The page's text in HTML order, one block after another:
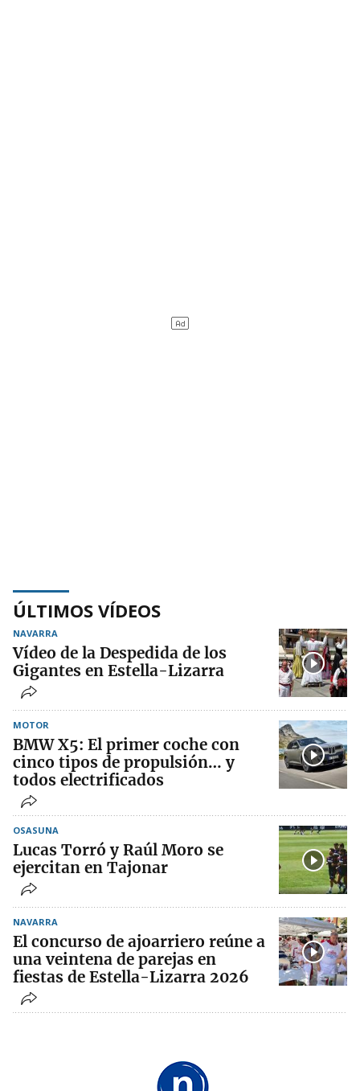
ÚLTIMOS VÍDEOS
NAVARRA
Vídeo de la Despedida de los
Gigantes en Estella-Lizarra
MOTOR
BMW X5: El primer coche con
cinco tipos de propulsión… y
todos electrificados
OSASUNA
Lucas Torró y Raúl Moro se
ejercitan en Tajonar
NAVARRA
El concurso de ajoarriero reúne a
una veintena de parejas en
fiestas de Estella-Lizarra 2026